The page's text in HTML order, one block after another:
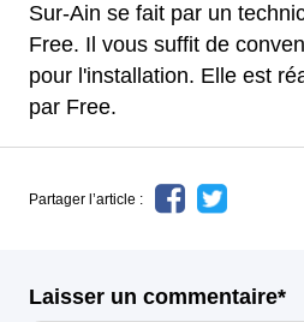
Sur-Ain se fait par un
Free. Il vous suffit de
pour l'installation. Elle est
par Free.
Partager l’article :
Laisser un commentaire*